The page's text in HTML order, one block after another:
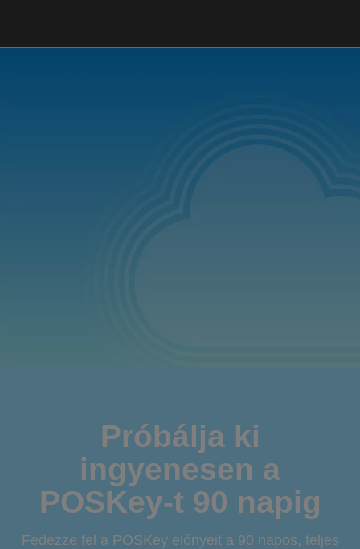
Próbálja ki
ingyenesen a
POSKey-t 90 napig
Fedezze fel a POSKey előnyeit a 90 napos, teljes